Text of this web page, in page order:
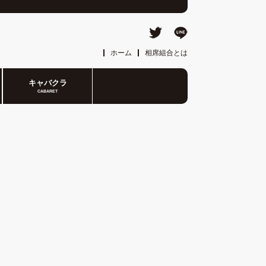
ホーム 相席組合とは
キャバクラ
CABARET